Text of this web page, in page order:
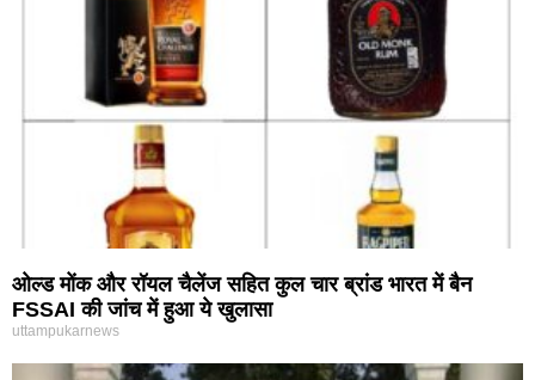
ओल्ड मोंक और रॉयल चैलेंज सहित कुल चार ब्रांड भारत में बैन
FSSAI की जांच में हुआ ये खुलासा
uttampukarnews